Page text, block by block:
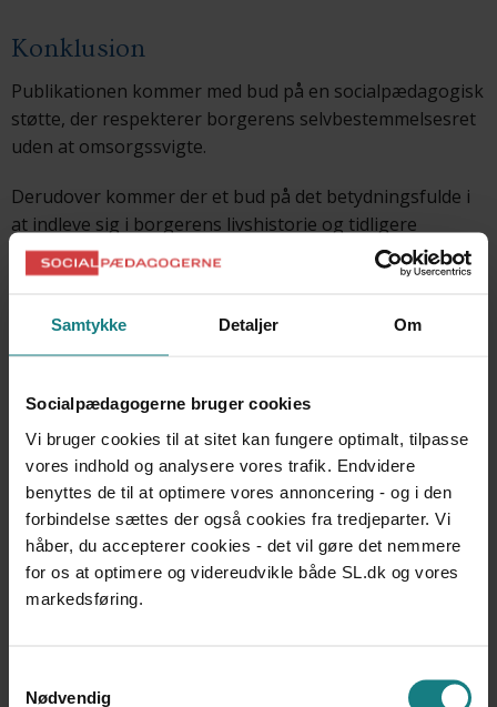
Samtykke Detaljer Om
Socialpædagogerne bruger cookies
Vi bruger cookies til at sitet kan fungere optimalt, tilpasse
vores indhold og analysere vores trafik. Endvidere
benyttes de til at optimere vores annoncering - og i den
forbindelse sættes der også cookies fra tredjeparter. Vi
håber, du accepterer cookies - det vil gøre det nemmere
for os at optimere og videreudvikle både SL.dk og vores
markedsføring.
Nødvendig
Konklusion
Publikationen kommer med bud på en socialpædagogisk
støtte, der respekterer borgerens selvbestemmelsesret
uden at omsorgssvigte.
Derudover kommer der et bud på det betydningsfulde i
at indleve sig i borgerens livshistorie og tidligere
livsmønstre, for derigennem at forstå den enkelte
borger bedre.
Endeligt giver publikationen bud på en socialpædagogik,
der er lydhør over for den enkeltes interesser, ønsker og
Metode
Interviews med både pædagoger og beboere i botilbud.
Efteruddannelse af pædagoger.